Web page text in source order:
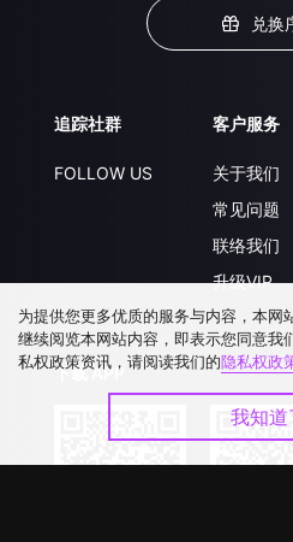
兑换
追踪社群
FOLLOW US
客户服务
关于我们
常见问题
联络我们
升级VIP
下载 APP
为提供您更多优质的服务与内容，本
继续阅览本网站内容，即表示您同意
私权政策资讯，请阅读我们的隐私权政
我知道